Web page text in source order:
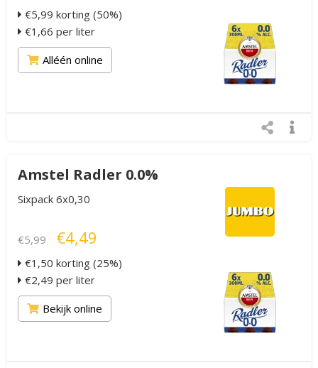
€5,99 korting (50%)
€1,66 per liter
Alléén online
Amstel Radler 0.0%
Sixpack 6x0,30
€5,99 €4,49
€1,50 korting (25%)
€2,49 per liter
Bekijk online